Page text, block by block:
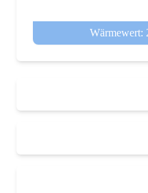
Wärmewert: